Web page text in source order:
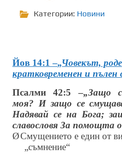
Категории: Новини
Йов 14:1 –„Човекът,
кратковременен и пълен
Псалми 42:5 –„Защо
моя? И защо се
Надявай се на Бога;
славословя За помощта
ØСмущението е един от
„съмнение“